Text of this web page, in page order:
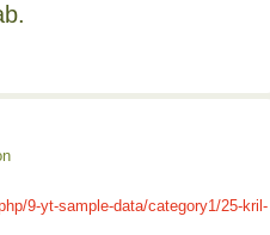
9-yt-sample-data/category1/25-kril-